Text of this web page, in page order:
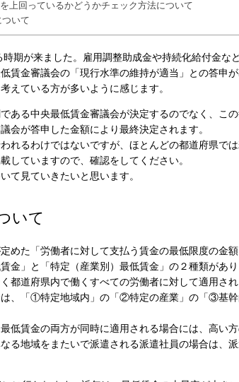
上回っているかどうかチェック方法について
いて
期が来ました。雇用調整助成金や持続化給付金な
賃金審議会の「現行水準の維持が適当」との答申
えている方が多いように感じます。
ある中央最低賃金審議会が決定するのでなく、こ
会が答申した金額により最終決定されます。
れるわけではないですが、ほとんどの都道府県で
していますので、確認をしてください。
て見ていきたいと思います。
いて
めた「労働者に対して支払う賃金の最低限度の金
金」と「特定（産業別）最低賃金」の２種類があり
都道府県内で働くすべての労働者に対して適用さ
、「①特定地域内」の「②特定の産業」の「③基幹
低賃金の両方が同時に適用される場合には、高い
る地域をまたいで派遣される派遣社員の場合は、